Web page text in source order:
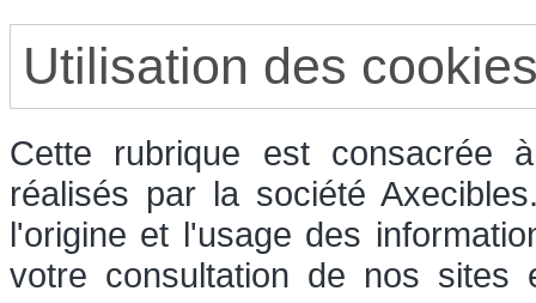
Utilisation des
Cette rubrique est consacrée
réalisés par la société
l'origine et l'usage des
votre consultation de nos